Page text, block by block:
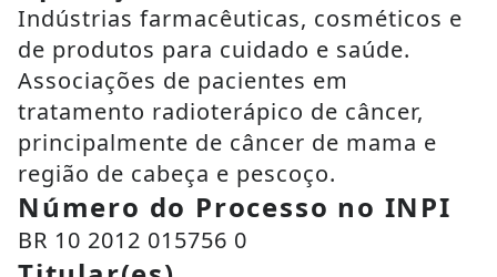
Indústrias farmacêuticas, cosméticos e
de produtos para cuidado e saúde.
Associações de pacientes em
tratamento radioterápico de câncer,
principalmente de câncer de mama e
região de cabeça e pescoço.
Número do Processo no INPI
BR 10 2012 015756 0